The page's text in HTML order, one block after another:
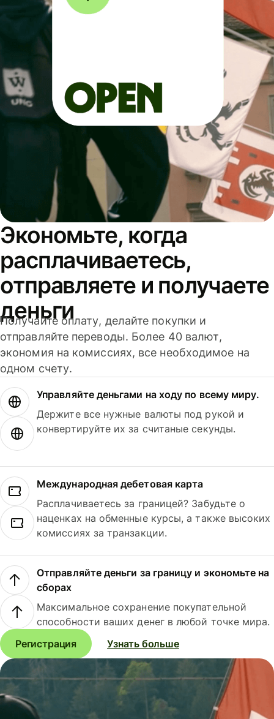
Экономьте, когда
расплачиваетесь,
отправляете и получаете
деньги
Получайте оплату, делайте покупки и
отправляйте переводы. Более 40 валют,
экономия на комиссиях, все необходимое на
одном счету.
Управляйте деньгами на ходу по всему миру.
Держите все нужные валюты под рукой и
конвертируйте их за считаные секунды.
Международная дебетовая карта
Расплачиваетесь за границей? Забудьте о
наценках на обменные курсы, а также высоких
комиссиях за транзакции.
Отправляйте деньги за границу и экономьте на
сборах
Максимальное сохранение покупательной
способности ваших денег в любой точке мира.
Регистрация
Узнать больше